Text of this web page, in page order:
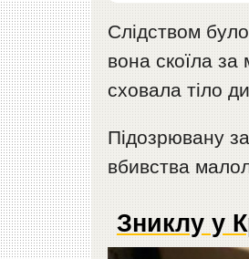
Слідством
вона скоїла
сховала тіло
Підозрювану
вбивства
Зниклу у